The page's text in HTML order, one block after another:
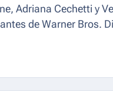
Adriana Cechetti y
de Warner Bros.